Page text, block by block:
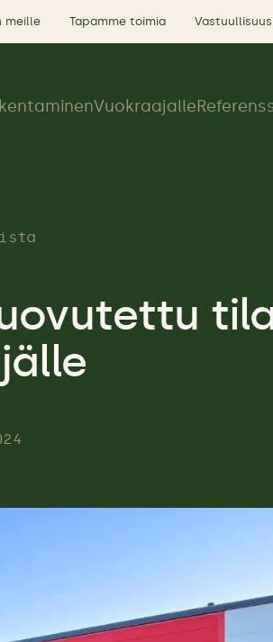
meille Tapamme toimia Vastuullisuus
Vuokraajalle